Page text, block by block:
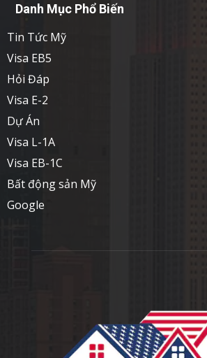
Danh Mục Phổ Biến
Tin Tức Mỹ
Visa EB5
Hỏi Đáp
Visa E-2
Dự Án
Visa L-1A
Visa EB-1C
Bất động sản Mỹ
Google